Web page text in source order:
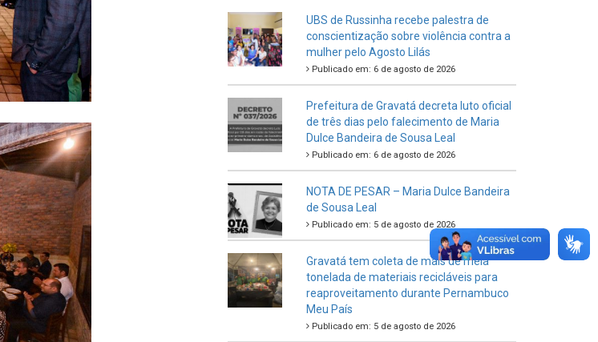
UBS de Russinha recebe palestra de
conscientização sobre violência contra a
mulher pelo Agosto Lilás
Publicado em: 6 de agosto de 2026
Prefeitura de Gravatá decreta luto oficial
de três dias pelo falecimento de Maria
Dulce Bandeira de Sousa Leal
Publicado em: 6 de agosto de 2026
NOTA DE PESAR – Maria Dulce Bandeira
de Sousa Leal
Publicado em: 5 de agosto de 2026
Gravatá tem coleta de mais de meia
tonelada de materiais recicláveis para
reaproveitamento durante Pernambuco
Meu País
Publicado em: 5 de agosto de 2026